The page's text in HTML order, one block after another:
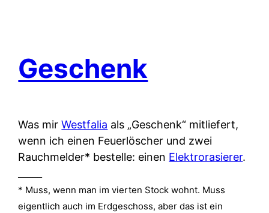
Geschenk
Was mirWestfalia als „Geschenk“ mitliefert,
wenn ich einen Feuerlöscher und zwei
Rauchmelder* bestelle: einen Elektrorasierer.
* Muss, wenn man im vierten Stock wohnt. Muss
eigentlich auch im Erdgeschoss, aber das ist ein